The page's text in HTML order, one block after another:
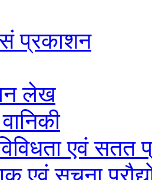
प्रकाशन
लेख
एवं सतत